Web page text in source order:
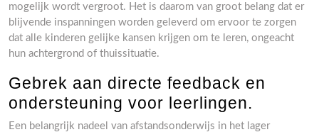
mogelijk wordt vergroot. Het is daarom van groot belang dat er
blijvende inspanningen worden geleverd om ervoor te zorgen
dat alle kinderen gelijke kansen krijgen om te leren, ongeacht
hun achtergrond of thuissituatie.
Gebrek aan directe feedback en
ondersteuning voor leerlingen.
Een belangrijk nadeel van afstandsonderwijs in het lager